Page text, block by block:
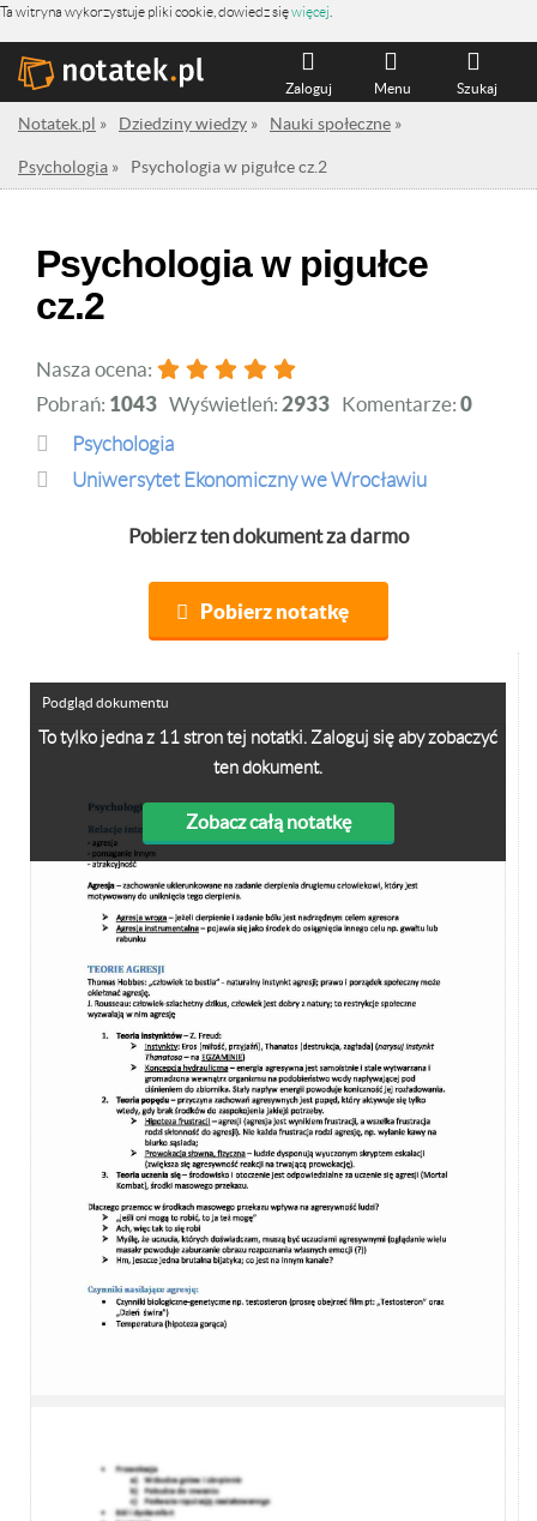
Ta witryna wykorzystuje pliki cookie, dowiedz sięwięcej
Szukaj
Menu
Zaloguj
Notatek.pl » Dziedziny wiedzy » Nauki społeczne »
Psychologia » Psychologia w pigułce cz.2
Psychologia w pigułce
cz.2
Nasza ocena:
Pobrań: 1043 Wyświetleń: 2933 Komentarze: 0
Psychologia
Uniwersytet Ekonomiczny we Wrocławiu
Pobierz ten dokument za darmo
Pobierz notatkę
To tylko jedna z 11 stron tej notatki. Zaloguj się aby zobaczyć
ten dokument.
Zobacz całą notatkę
Podgląd dokumentu